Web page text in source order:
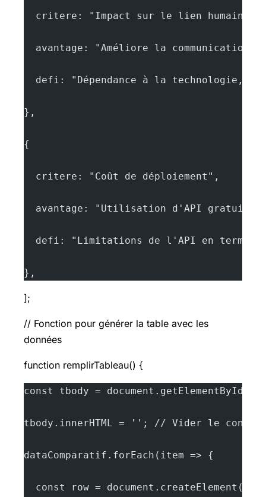
critere: "Impact sur le lien humain-
avantage: "Améliore la communication,
defi: "Dépendance à la technologie,
},
{
  critere: "Coût de déploiement",
avantage: "Utilisation d'API
defi: "Limitations de l'API en termes
},
];
// Fonction pour générer la table avec les
données
function remplirTableau() {
const tbody =
tbody.innerHTML = ''; // Vider le
dataComparatif.forEach(item => {
const row =